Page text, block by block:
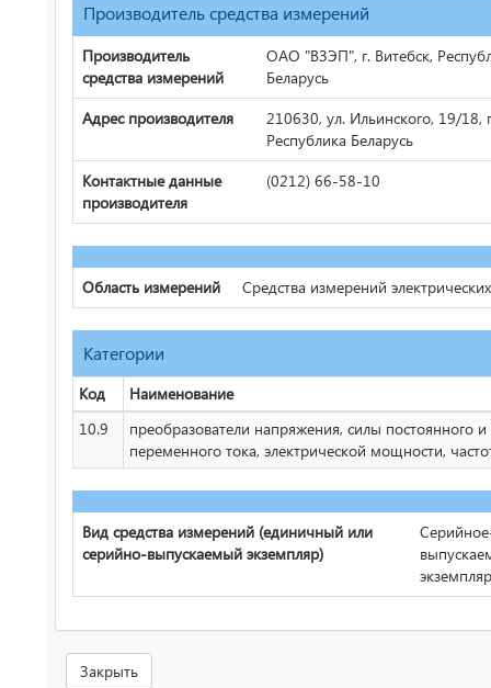
Производитель средства измерений
Производитель
средства измерений
ОАО "ВЗЭП", г. Витебск,
Беларусь
Адрес производителя
210630, ул. Ильинского, 19/18,
Республика Беларусь
Контактные данные
производителя
(0212) 66-58-10
Область измерений Средства измерений
Категории
Код
Наименование
10.9
преобразователи напряжения, силы постоянного и
переменного тока, электрической мощности,
Вид средства измерений (единичный или
серийно-выпускаемый экземпляр)
экземпляр
Закрыть